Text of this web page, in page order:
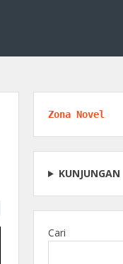
Zona Novel
KUNJUNGAN
Cari